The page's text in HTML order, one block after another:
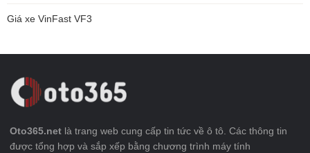
Giá xe VinFast VF3
Oto365.net là trang web cung cấp tin tức về ô tô. Các thông tin
được tổng hợp và sắp xếp bằng chương trình máy tính